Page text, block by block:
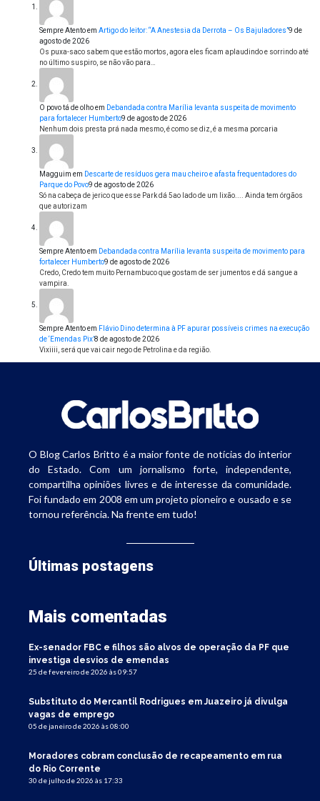
Sempre Atentoem Artigo do leitor: “A Anestesia da Derrota – Os Bajuladores”9 de
agosto de 2026
Os puxa-saco sabem que estão mortos, agora eles ficam aplaudindo e sorrindo até
no último suspiro, se não vão para…
O povo tá de olhoem Debandada contra Marília levanta suspeita de movimento
para fortalecer Humberto9 de agosto de 2026
Nenhum dois presta prá nada mesmo, é como se diz, é a mesma porcaria
Magguim em Descarte de resíduos gera mau cheiro e afasta frequentadores do
Parque do Povo9 de agosto de 2026
Só na cabeça de jerico que esse Park dá 5ao lado de um lixão.... Ainda tem órgãos
que autorizam
Sempre Atentoem Debandada contra Marília levanta suspeita de movimento para
fortalecer Humberto9 de agosto de 2026
Credo, Credo tem muito Pernambuco que gostam de ser jumentos e dá sangue a
vampira.
Sempre Atentoem Flávio Dino determina à PF apurar possíveis crimes na execução
de ‘Emendas Pix’8 de agosto de 2026
Vixiiii, será que vai cair nego de Petrolina e da região.
O Blog Carlos Britto é a maior fonte de notícias do interior
do Estado. Com um jornalismo forte, independente,
compartilha opiniões livres e de interesse da comunidade.
Foi fundado em 2008 em um projeto pioneiro e ousado e se
tornou referência. Na frente em tudo!
Últimas postagens
Mais comentadas
Ex-senador FBC e filhos são alvos de operação da PF que
investiga desvios de emendas
25 de fevereiro de 2026 às 09:57
Substituto do Mercantil Rodrigues em Juazeiro já divulga
vagas de emprego
05 de janeiro de 2026 às 08:00
Moradores cobram conclusão de recapeamento em rua
do Rio Corrente
30 de julho de 2026 às 17:33